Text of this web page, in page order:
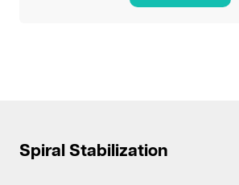
Spiral Stabilization